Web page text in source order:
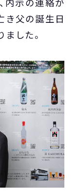
き父の誕生日
した。